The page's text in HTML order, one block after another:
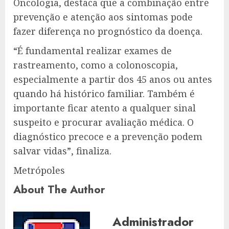
Oncologia, destaca que a combinação entre
prevenção e atenção aos sintomas pode
fazer diferença no prognóstico da doença.
“É fundamental realizar exames de
rastreamento, como a colonoscopia,
especialmente a partir dos 45 anos ou antes
quando há histórico familiar. Também é
importante ficar atento a qualquer sinal
suspeito e procurar avaliação médica. O
diagnóstico precoce e a prevenção podem
salvar vidas”, finaliza.
Metrópoles
About The Author
Administrador